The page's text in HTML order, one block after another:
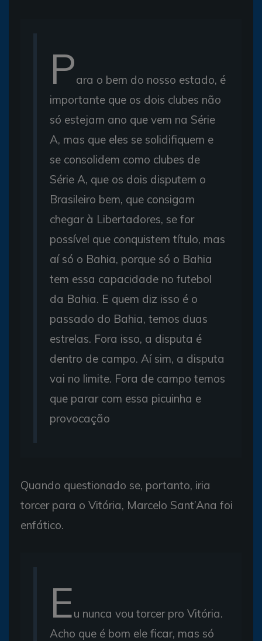
Para o bem do nosso estado, é
importante que os dois clubes não
só estejam ano que vem na Série
A, mas que eles se solidifiquem e
se consolidem como clubes de
Série A, que os dois disputem o
Brasileiro bem, que consigam
chegar à Libertadores, se for
possível que conquistem título, mas
aí só o Bahia, porque só o Bahia
tem essa capacidade no futebol
da Bahia. E quem diz isso é o
passado do Bahia, temos duas
estrelas. Fora isso, a disputa é
dentro de campo. Aí sim, a disputa
vai no limite. Fora de campo temos
que parar com essa picuinha e
provocação
Quando questionado se, portanto, iria
torcer para o Vitória, Marcelo Sant’Ana foi
enfático.
Eu nunca vou torcer pro Vitória.
Acho que é bom ele ficar, mas só